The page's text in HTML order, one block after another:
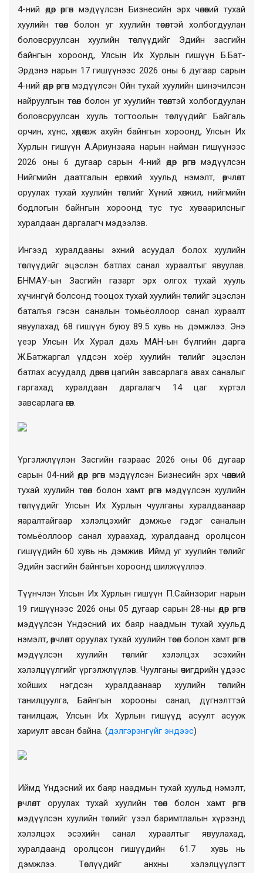
4-ний өдөр өргөн мэдүүлсэн Бизнесийн эрх чөлөөний тухай
хуулийн төсөл болон уг хуулийн төсөлтэй холбогдуулан
боловсруулсан хуулийн төслүүдийг Эдийн засгийн
байнгын хороонд, Улсын Их Хурлын гишүүн Б.Бат-
Эрдэнэ нарын 17 гишүүнээс 2026 оны 6 дугаар сарын
4-ний өдөр өргөн мэдүүлсэн Ойн тухай хуулийн шинэчилсэн
найруулгын төсөл болон уг хуулийн төсөлтэй холбогдуулан
боловсруулсан хууль тогтоолын төслүүдийг Байгаль
орчин, хүнс, хөдөө аж ахуйн байнгын хороонд, Улсын Их
Хурлын гишүүн А.Ариунзаяа нарын найман гишүүнээс
2026 оны 6 дугаар сарын 4-ний өдөр өргөн мэдүүлсэн
Нийгмийн даатгалын ерөнхий хуульд нэмэлт, өөрчлөлт
оруулах тухай хуулийн төслийг Хүний хөгжил, нийгмийн
бодлогын байнгын хороонд тус тус хуваарилсныг
хуралдаан даргалагч мэдээлэв.
Ингээд хуралдааны эхний асуудал болох хуулийн
төслүүдийг эцэслэн батлах санал хураалтыг явуулав.
БНМАУ-ын Засгийн газарт эрх олгох тухай хууль
хүчингүй болсонд тооцох тухай хуулийн төслийг эцэслэн
баталъя гэсэн саналын томьёоллоор санал хураалт
явуулахад 68 гишүүн буюу 89.5 хувь нь дэмжлээ. Энэ
үеэр Улсын Их Хурал дахь МАН-ын бүлгийн дарга
Ж.Батжаргал үлдсэн хоёр хуулийн төслийг эцэслэн
батлах асуудалд дөрвөн цагийн завсарлага авах саналыг
гаргахад хуралдаан даргалагч 14 цаг хүртэл
завсарлага өгөв.
Үргэлжлүүлэн Засгийн газраас 2026 оны 06 дугаар
сарын 04-ний өдөр өргөн мэдүүлсэн Бизнесийн эрх чөлөөний
тухай хуулийн төсөл болон хамт өргөн мэдүүлсэн хуулийн
төслүүдийг Улсын Их Хурлын чуулганы хуралдаанаар
яаралтайгаар хэлэлцэхийг дэмжье гэдэг саналын
томьёоллоор санал хураахад, хуралдаанд оролцсон
гишүүдийн 60 хувь нь дэмжив. Иймд уг хуулийн төслийг
Эдийн засгийн байнгын хороонд шилжүүллээ.
Түүнчлэн Улсын Их Хурлын гишүүн П.Сайнзориг нарын
19 гишүүнээс 2026 оны 05 дугаар сарын 28-ны өдөр өргөн
мэдүүлсэн Үндэсний их баяр наадмын тухай хуульд
нэмэлт, өөрчлөлт оруулах тухай хуулийн төсөл болон хамт өргөн
мэдүүлсэн хуулийн төслийг хэлэлцэх эсэхийн
хэлэлцүүлгийг үргэлжлүүлэв. Чуулганы өчигдрийн үдээс
хойших нэгдсэн хуралдаанаар хуулийн төслийн
танилцуулга, Байнгын хорооны санал, дүгнэлттэй
танилцаж, Улсын Их Хурлын гишүүд асуулт асууж
хариулт авсан байна. (дэлгэрэнгүйг эндээс)
Иймд Үндэсний их баяр наадмын тухай хуульд нэмэлт,
өөрчлөлт оруулах тухай хуулийн төсөл болон хамт өргөн
мэдүүлсэн хуулийн төслийг үзэл баримтлалын хүрээнд
хэлэлцэх эсэхийн санал хураалтыг явуулахад,
хуралдаанд оролцсон гишүүдийн 61.7 хувь нь
дэмжлээ. Төслүүдийг анхны хэлэлцүүлэгт